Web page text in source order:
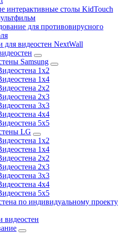
интерактивные столы KidTouch
для противовирусного
для видеостен NextWall
Samsung
1x2
1x4
2x2
2х3
3x3
4x4
5x5
LG
1x2
1x4
2x2
2x3
3x3
4x4
5x5
по индивидуальному проекту
видеостен